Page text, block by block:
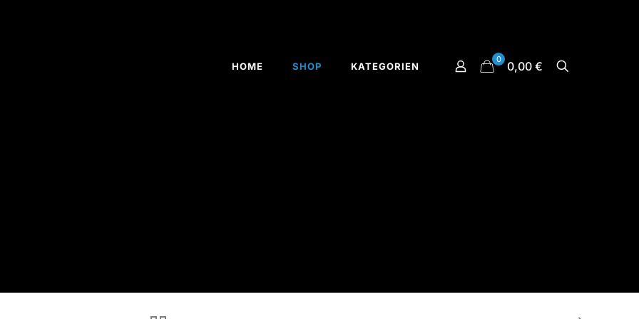
HOME SHOP KATEGORIEN
0 0,00 €